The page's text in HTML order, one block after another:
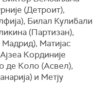
(Детроит),
Билал Кулибали
(Партизан),
Матијас
Кординије
де Коло (Асвел),
и Метју